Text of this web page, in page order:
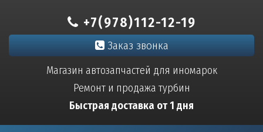
+7(978)112-12-19
Заказ звонка
Магазин автозапчастей для иномарок
Ремонт и продажа турбин
Быстрая доставка от 1 дня